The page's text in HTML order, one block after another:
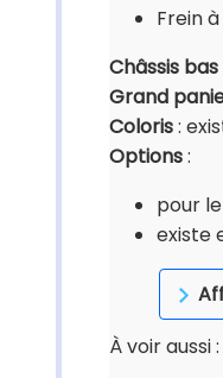
Frein
Châssis bas
Grand
Coloris:
Options:
pour
existe
À voir aussi :